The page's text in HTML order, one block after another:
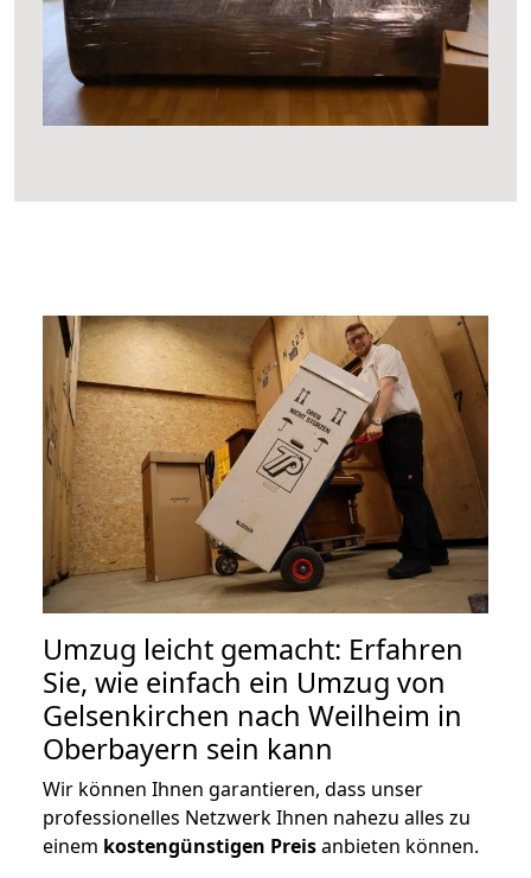
Umzug leicht gemacht: Erfahren
Sie, wie einfach ein Umzug von
Gelsenkirchen nach Weilheim in
Oberbayern sein kann
Wir können Ihnen garantieren, dass unser
professionelles Netzwerk Ihnen nahezu alles zu
einem kostengünstigen Preisanbieten können.